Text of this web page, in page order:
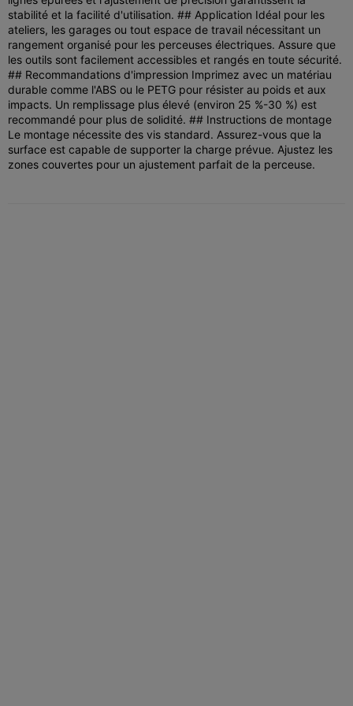
stabilité et la facilité d'utilisation. ## Application Idéal pour les
ateliers, les garages ou tout espace de travail nécessitant un
rangement organisé pour les perceuses électriques. Assure que
les outils sont facilement accessibles et rangés en toute sécurité.
## Recommandations d'impression Imprimez avec un matériau
durable comme l'ABS ou le PETG pour résister au poids et aux
impacts. Un remplissage plus élevé (environ 25 %-30 %) est
recommandé pour plus de solidité. ## Instructions de montage
Le montage nécessite des vis standard. Assurez-vous que la
surface est capable de supporter la charge prévue. Ajustez les
zones couvertes pour un ajustement parfait de la perceuse.